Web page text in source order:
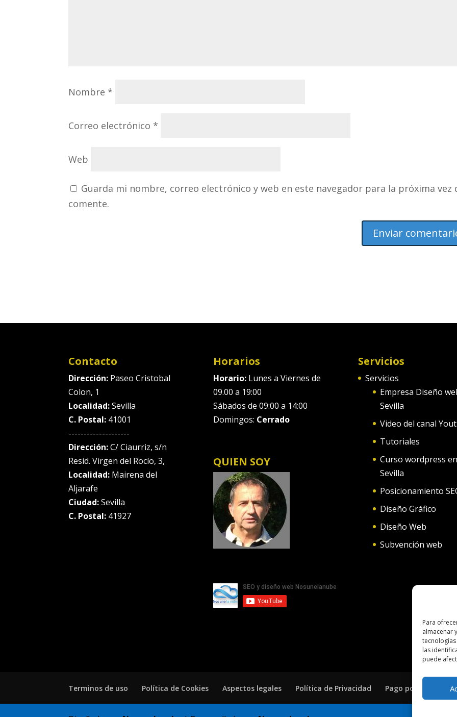
Para
almacenar
las
puede
Nombre *
Correo electrónico *
Web
Guarda mi nombre, correo electrónico y web en este navegador para la próxima vez
comente.
Contacto
Dirección: Paseo Cristobal
Colon, 1
Localidad:Sevilla
C. Postal: 41001
--------------------
Dirección:C/ Ciaurriz, s/n
Resid. Virgen del Rocío, 3,
Localidad: Mairena del
Aljarafe
Ciudad:Sevilla
C. Postal: 41927
Horarios
Horario:Lunes a Viernes de
09.00 a 19:00
Sábados de 09:00 a 14:00
Domingos: Cerrado
QUIEN SOY
Servicios
Servicios
Empresa Diseño
Sevilla
Video del canal
Tutoriales
Curso wordpress en
Sevilla
Posicionamiento
Diseño Gráfico
Diseño Web
Subvención web
Terminos de uso Política de Cookies Aspectos legales Política de Privacidad Pago por servicios